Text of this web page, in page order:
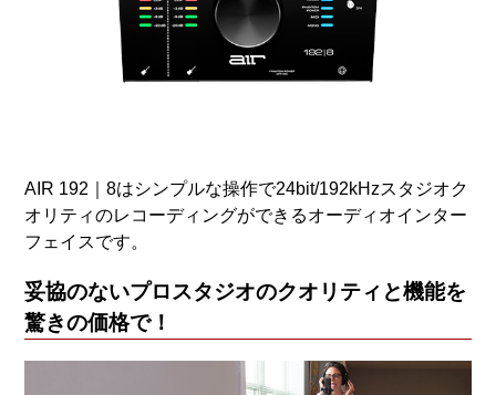
AIR 192｜8はシンプルな操作で24bit/192kHzスタジオク
オリティのレコーディングができるオーディオインター
フェイスです。
妥協のないプロスタジオのクオリティと機能を
驚きの価格で！